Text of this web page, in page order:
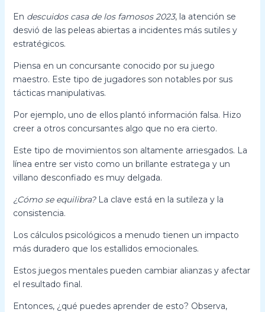
En descuidos casa de los famosos 2023, la atención se
desvió de las peleas abiertas a incidentes más sutiles y
estratégicos.
Piensa en un concursante conocido por su juego
maestro. Este tipo de jugadores son notables por sus
tácticas manipulativas.
Por ejemplo, uno de ellos plantó información falsa. Hizo
creer a otros concursantes algo que no era cierto.
Este tipo de movimientos son altamente arriesgados. La
línea entre ser visto como un brillante estratega y un
villano desconfiado es muy delgada.
¿Cómo se equilibra?La clave está en la sutileza y la
consistencia.
Los cálculos psicológicos a menudo tienen un impacto
más duradero que los estallidos emocionales.
Estos juegos mentales pueden cambiar alianzas y afectar
el resultado final.
Entonces, ¿qué puedes aprender de esto? Observa,